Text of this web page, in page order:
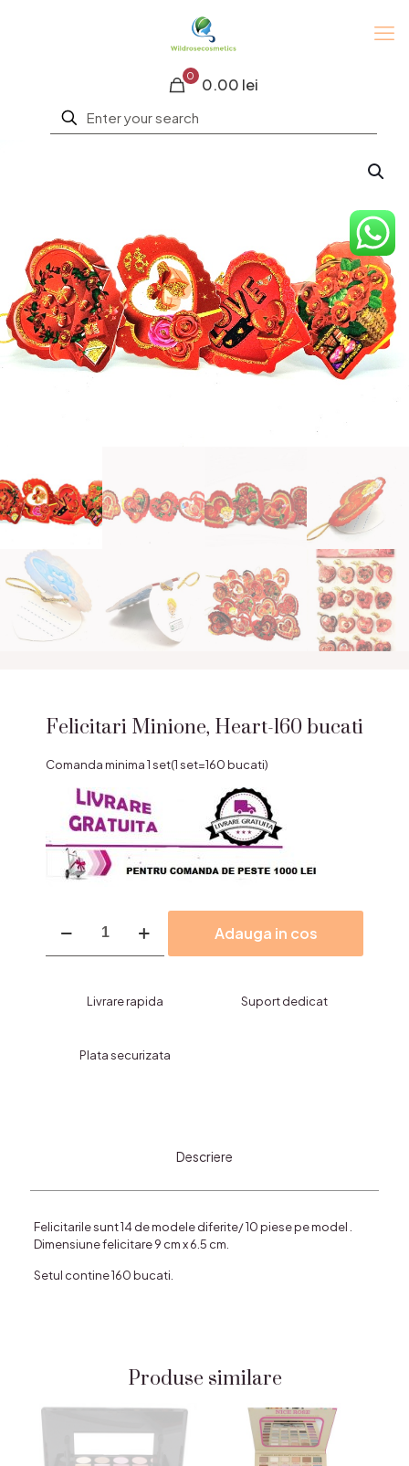
0 0.00 lei
Felicitari Minione, Heart-160 bucati
Comanda minima 1 set(1 set=160 bucati)
Felicitari
Adauga in cos
Livrare rapida Suport dedicat
Plata securizata
Descriere
Felicitarile sunt 14 de modele diferite/ 10 piese pe model .
Dimensiune felicitare 9 cm x 6.5 cm.
Setul contine 160 bucati.
Produse similare